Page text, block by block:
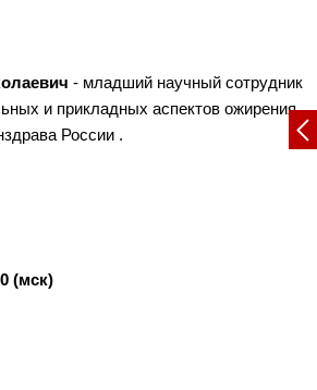
- младший научный сотрудник
и прикладных аспектов ожирения
России .
(мск)